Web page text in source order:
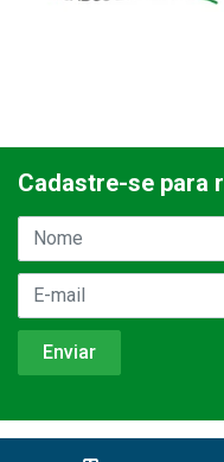
Cadastre-se para